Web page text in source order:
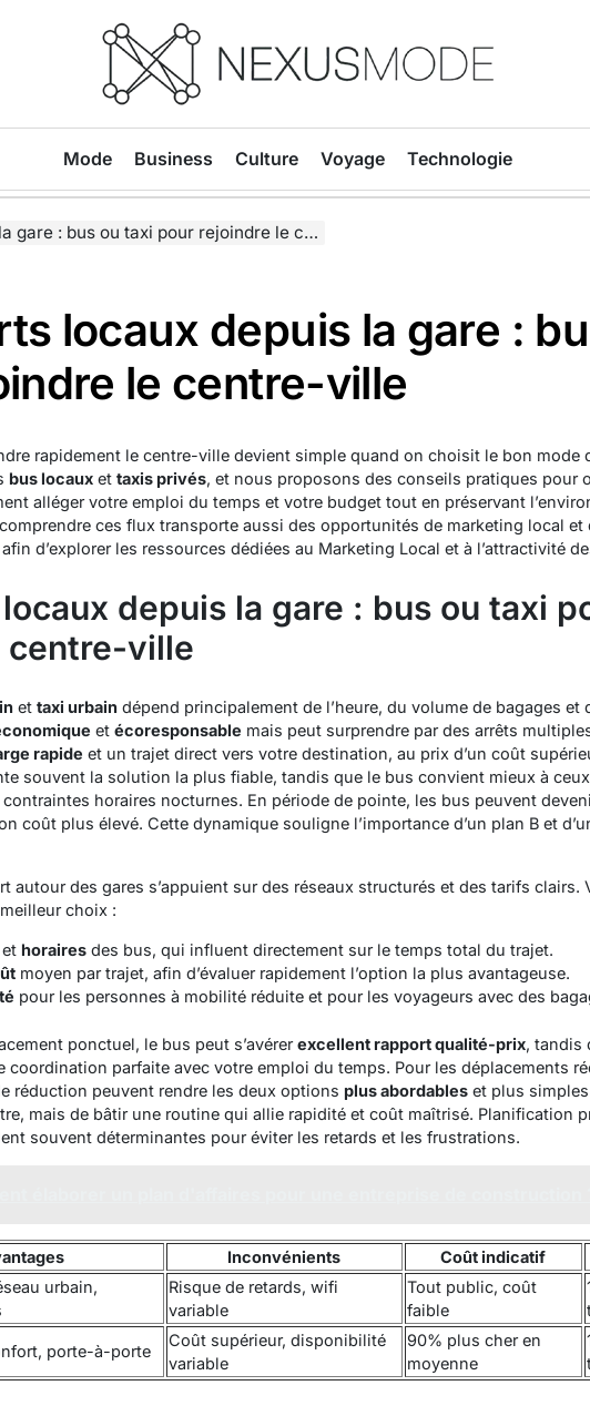
Nexusmode
Mode Business Culture Voyage Technologie
: bus ou taxi pour rejoindre le centre-ville
locaux depuis la gare :
le centre-ville
rapidement le centre-ville devient simple quand on choisit le bon mode
bus locauxet taxis privés, et nous proposons des conseils pratiques pour
alléger votre emploi du temps et votre budget tout en préservant
ces flux transporte aussi des opportunités de marketing local et
afin d’explorer les ressources dédiées au Marketing Local et à l’attractivité
depuis la gare : bus ou taxi
centre-ville
et taxi urbaindépend principalement de l’heure, du volume de bagages et
et écoresponsable mais peut surprendre par des arrêts
rapide et un trajet direct vers votre destination, au prix d’un coût
souvent la solution la plus fiable, tandis que le bus convient mieux à
horaires nocturnes. En période de pointe, les bus peuvent
coût plus élevé. Cette dynamique souligne l’importance d’un plan B et
autour des gares s’appuient sur des réseaux structurés et des tarifs clairs.
choix :
et horaires des bus, qui influent directement sur le temps total du trajet.
moyen par trajet, afin d’évaluer rapidement l’option la plus avantageuse.
pour les personnes à mobilité réduite et pour les voyageurs avec des
ponctuel, le bus peut s’avérerexcellent rapport qualité-prix, tandis
coordination parfaite avec votre emploi du temps. Pour les déplacements
réduction peuvent rendre les deux options plus abordableset plus simples
mais de bâtir une routine qui allie rapidité et coût maîtrisé. Planification
souvent déterminantes pour éviter les retards et les frustrations.
Inconvénients Coût indicatif
urbain,
Risque de retards, wifi
variable
Tout public, coût
faible
porte-à-porte
Coût supérieur, disponibilité
variable
90% plus cher en
moyenne